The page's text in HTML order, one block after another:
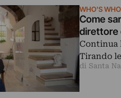
WHO'S WHO
Come
direttore
Continua
Tirando
di Santa